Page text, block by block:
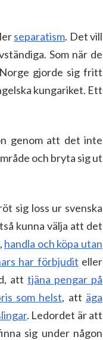
separatism. Det vill
Som när de
gjorde sig fritt
kungariket. Ett
genom att det inte
och bryta sig ut
sig loss ur svenska
kunna välja att det
, handla och köpa utan
har förbjudit eller
att tjäna pengar på
som helst, att äga
. Ledordet är att
sig under någon